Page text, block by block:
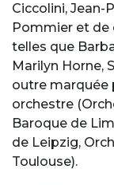
Ciccolini, Jean-
Pommier et de
telles que
Marilyn Horne,
outre marquée
orchestre
Baroque de
de Leipzig,
Toulouse).